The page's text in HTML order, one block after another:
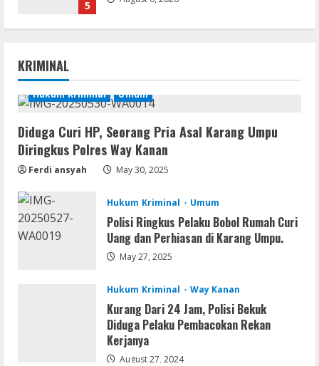
5
1
Serialers
FL Studio Portable + License Key
[Patch] (x86x64) Stable Unlimited
Remux
Coyote vs. Acme 2026 Pre-DVDRip
2160𝚙 AVC
Serialers
MATLAB R2024b Crack exe [Full] x64
Bypass
KRIMINAL
Hukum Kriminal Umum
Diduga Curi HP, Seorang Pria Asal Karang Umpu
Diringkus Polres Way Kanan
Ferdi ansyah May 30, 2025
Hukum Kriminal Umum
Polisi Ringkus Pelaku Bobol Rumah Curi
Uang dan Perhiasan di Karang Umpu.
May 27, 2025
Hukum Kriminal Way Kanan
Kurang Dari 24 Jam, Polisi Bekuk
Diduga Pelaku Pembacokan Rekan
Kerjanya
August 27, 2024